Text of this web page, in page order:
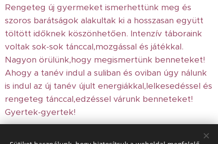
Rengeteg új gyermeket ismerhettünk meg és
szoros barátságok alakultak ki a hosszasan együtt
töltött időknek köszönhetően. Intenzív táboraink
voltak sok-sok tánccal,mozgással és játékkal.
Nagyon örülünk,hogy megismertünk benneteket!
Ahogy a tanév indul a suliban és oviban úgy nálunk
is indul az új tanév újult energiákkal,lelkesedéssel és
rengeteg tánccal,edzéssel várunk benneteket!
Gyertek-gyertek!